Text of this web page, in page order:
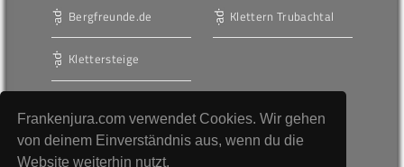
Frankenjura.com verwendet Cookies. Wir gehen
von deinem Einverständnis aus, wenn du die
Website weiterhin nutzt.
Bergfreunde.de
Klettersteige
Klettern Trubachtal
Werbung